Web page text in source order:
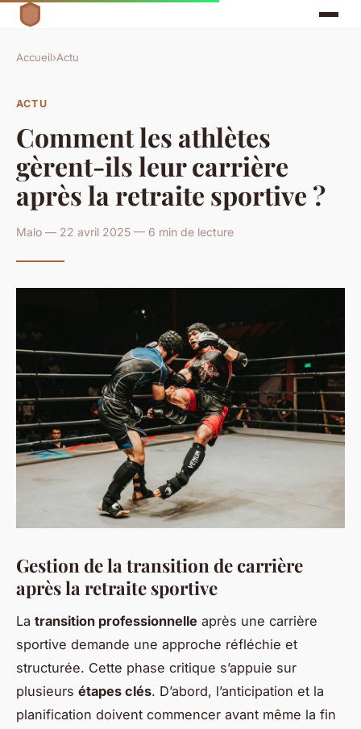
Accueil›Actu
ACTU
Comment les athlètes
gèrent-ils leur carrière
après la retraite sportive ?
Malo — 22 avril 2025 — 6 min de lecture
Gestion de la transition de carrière
après la retraite sportive
La transition professionnelle après une carrière
sportive demande une approche réfléchie et
structurée. Cette phase critique s’appuie sur
plusieurs étapes clés. D’abord, l’anticipation et la
planification doivent commencer avant même la fin